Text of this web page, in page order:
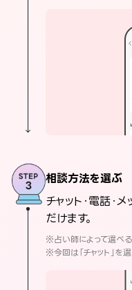
相談方法を選ぶ
チャット・電話・
だけます。
※占い師によって選べ
※今回は「チャット」を